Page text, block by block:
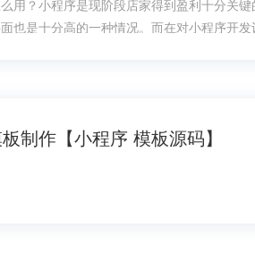
用？小程序是现阶段店家得到盈利十分关
也是十分高的一种情况。而在对小程序开
制作【小程序 模板源码】